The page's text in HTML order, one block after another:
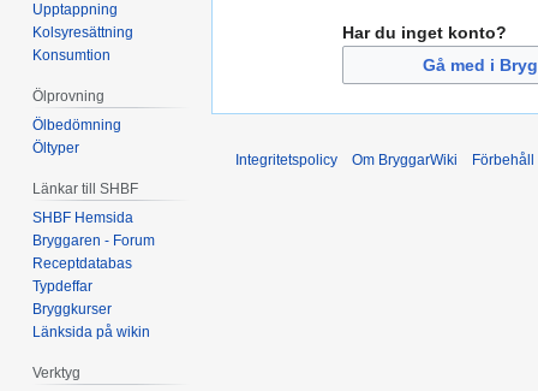
Har du inget konto?
Gå med i
Upptappning
Kolsyresättning
Konsumtion
Ölprovning
Ölbedömning
Öltyper
Länkar till SHBF
SHBF Hemsida
Bryggaren - Forum
Receptdatabas
Typdeffar
Bryggkurser
Länksida på wikin
Verktyg
Integritetspolicy Om BryggarWiki Förbehåll